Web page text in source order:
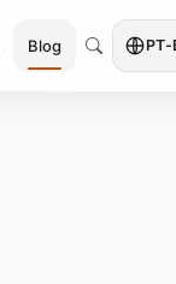
Blog PT-